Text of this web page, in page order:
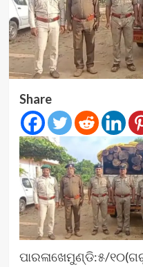
Share
ପାରଳାଖେମୁଣ୍ଡି:୫/